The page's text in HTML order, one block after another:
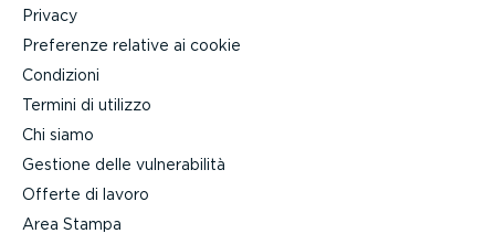
Privacy
Preferenze relative ai cookie
Condizioni
Termini di utilizzo
Chi siamo
Gestione delle vulne­ra­bilità
Offerte di lavoro
Area Stampa